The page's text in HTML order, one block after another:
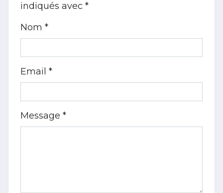
indiqués avec *
Nom *
Email *
Message *